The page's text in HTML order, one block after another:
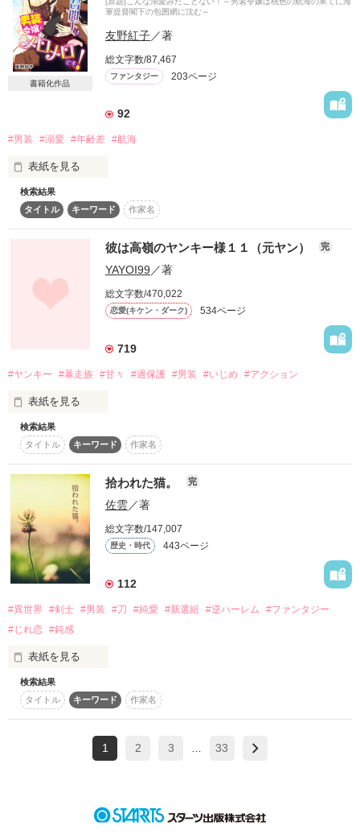
一騎当千の実力を持つ謎多き騎士
ハーランツ＝レオポルト
×
男装騎士となり身分を偽る聖女
ミティア＝アルメーヌ
下っ端二等兵からチートスキルで成り上がる
START＊2021.8.29
END＊2021.11.21
野いちご・ベリーズカフェ
ファンタジーランキング入り＊2021.11.22
彼の想いに気付かないまま、ラビは渋々「少年」として獣師の
仕事で騎士団に協力することに。そうしたところ『依頼』は予
想外な存在に結び付き――えっ、ノエルは妖獣と呼ばれるモノ
だった！？
大切にしたすぎてどう手を出していいか分からない幼馴染の副
書籍化作品
軍提督閣下の包囲網に沈む～
友野紅子／著
総文字数/87,467
ファンタジー 203ページ
92
#男装 #溺愛 #年齢差 #航海
表紙を見る
男装令嬢
×
父のように広い世界が見たいと望むエレン。
二人の恋は今、大海原で花開く――
作品を読む
検索結果
タイトル
キーワード 作家名
彼は高嶺のヤンキー様１１（元ヤン） 完
YAYOI99／著
総文字数/470,022
恋愛(キケン・ダーク) 534ページ
719
#ヤンキー #暴走族 #甘々 #過保護 #男装 #いじめ #アクション
表紙を見る
知ってる？
世の中白か黒かで決まるほど、簡単なものじゃないのだよ。
傷つくのは恋愛だけで十分なのに、どうしてみんなで【菅原
凛】をいじめるの？
◆
天然一途な隠れ美少女にして、いじめられっ子
菅原凛（すがわら りん）
検索結果
タイトル
キーワード 作家名
拾われた猫。 完
佐雲／著
総文字数/147,007
歴史・時代 443ページ
112
#異世界 #剣士 #男装 #刀 #純愛 #新選組 #逆ハーレム
#ファンタジー
#じれ恋 #鈍感
表紙を見る
つまらなかった。
検索結果
タイトル
キーワード 作家名
1 2 3 33